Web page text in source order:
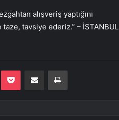
alışveriş yaptığını
tavsiye ederiz.” – İSTANBUL
Pocket E-Posta ile paylaş Yazdır